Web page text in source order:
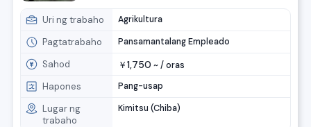
inspeksyon ng mga itlog at pag-aalaga ng
Uri ng trabaho Agrikultura
Pagtatrabaho Pansamantalang Empleado
Sahod ￥1,750 ~ /oras
Hapones Pang-usap
Lugar ng
trabaho
Kimitsu (Chiba)